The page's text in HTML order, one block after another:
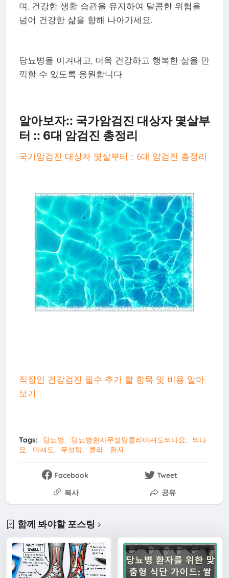
며, 건강한 생활 습관을 유지하여 달콤한 위험을
넘어 건강한 삶을 향해 나아가세요.
당뇨병을 이겨내고, 더욱 건강하고 행복한 삶을 만
끽할 수 있도록 응원합니다
알아보자:: 국가암검진 대상자 몇살부
터 :: 6대 암검진 총정리
국가암검진 대상자 몇살부터 :: 6대 암검진 총정리
직장인 건강검진 필수 추가 할 항목 및 비용 알아
보기
Tags: 당뇨병 당뇨병환자무설탕콜라마셔도되나요
되나
요
마셔도 무설탕 콜라 환자
Facebook
Tweet
복사
공유
함께 봐야할 포스팅